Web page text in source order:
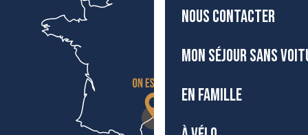
NOUS CONTACTER
MON SÉJOUR SANS
EN FAMILLE